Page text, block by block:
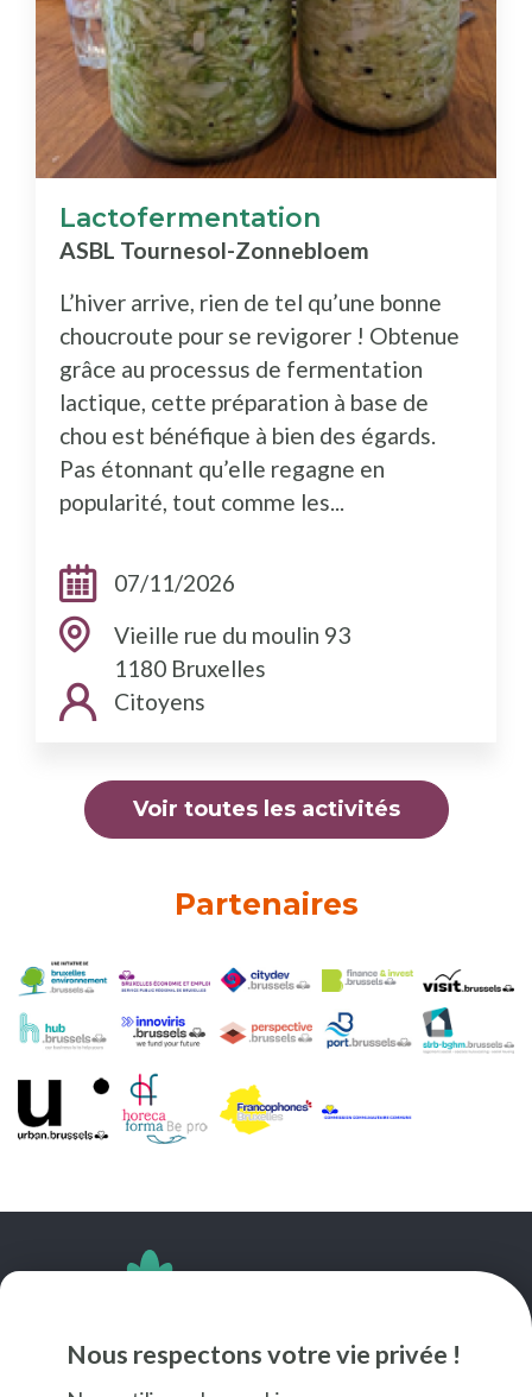
Nous respectons votre vie privée !
Lactofermentation
ASBL Tournesol-Zonnebloem
L’hiver arrive, rien de tel qu’une bonne
choucroute pour se revigorer ! Obtenue
grâce au processus de fermentation
lactique, cette préparation à base de
chou est bénéfique à bien des égards.
Pas étonnant qu’elle regagne en
popularité, tout comme les...
Dates:07/11/2026
Adresse:Vieille rue du moulin 93
1180 Bruxelles
Public cible:
Citoyens
Voir toutes les activités
Partenaires